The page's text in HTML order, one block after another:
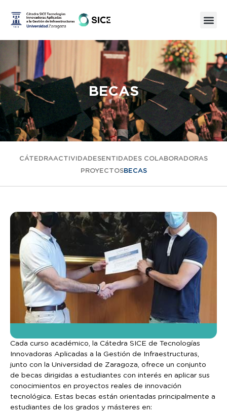
BECAS
CÁTEDRAACTIVIDADESENTIDADES COLABORADORAS
PROYECTOSBECAS
Cada curso académico, la Cátedra SICE de Tecnologías
Innovadoras Aplicadas a la Gestión de Infraestructuras,
junto con la Universidad de Zaragoza, ofrece un conjunto
de becas dirigidas a estudiantes con interés en aplicar sus
conocimientos en proyectos reales de innovación
tecnológica. Estas becas están orientadas principalmente a
estudiantes de los grados y másteres en: